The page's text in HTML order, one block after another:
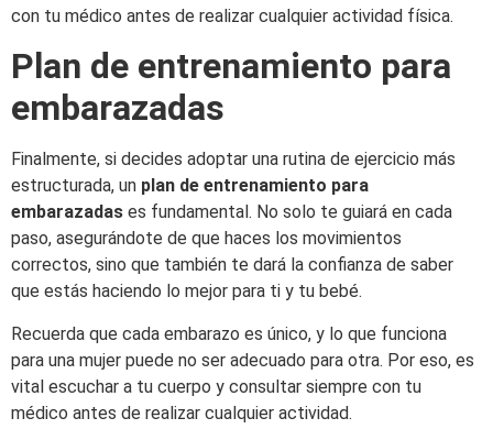
con tu médico antes de realizar cualquier actividad física.
Plan de entrenamiento para
embarazadas
Finalmente, si decides adoptar una rutina de ejercicio más
estructurada, un plan de entrenamiento para
embarazadas es fundamental. No solo te guiará en cada
paso, asegurándote de que haces los movimientos
correctos, sino que también te dará la confianza de saber
que estás haciendo lo mejor para ti y tu bebé.
Recuerda que cada embarazo es único, y lo que funciona
para una mujer puede no ser adecuado para otra. Por eso, es
vital escuchar a tu cuerpo y consultar siempre con tu
médico antes de realizar cualquier actividad.